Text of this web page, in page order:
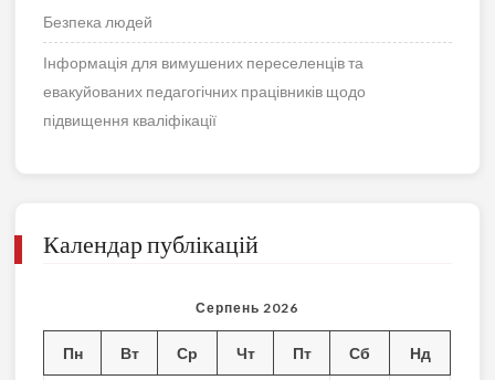
Безпека людей
Інформація для вимушених переселенців та
евакуйованих педагогічних працівників щодо
підвищення кваліфікації
Календар публікацій
Серпень 2026
Пн Вт Ср Чт Пт Сб Нд